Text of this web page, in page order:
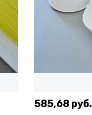
585,68 руб.